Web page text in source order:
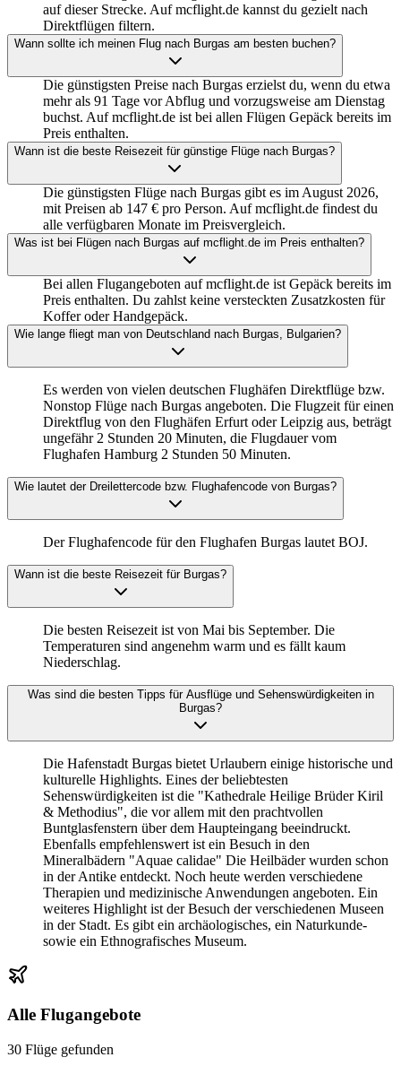
auf dieser Strecke. Auf mcflight.de kannst du gezielt nach
Direktflügen filtern.
Wann sollte ich meinen Flug nach Burgas am besten buchen?
Die günstigsten Preise nach Burgas erzielst du, wenn du etwa
mehr als 91 Tage vor Abflug und vorzugsweise am Dienstag
buchst. Auf mcflight.de ist bei allen Flügen Gepäck bereits im
Preis enthalten.
Wann ist die beste Reisezeit für günstige Flüge nach Burgas?
Die günstigsten Flüge nach Burgas gibt es im August 2026,
mit Preisen ab 147 € pro Person. Auf mcflight.de findest du
alle verfügbaren Monate im Preisvergleich.
Was ist bei Flügen nach Burgas auf mcflight.de im Preis enthalten?
Bei allen Flugangeboten auf mcflight.de ist Gepäck bereits im
Preis enthalten. Du zahlst keine versteckten Zusatzkosten für
Koffer oder Handgepäck.
Wie lange fliegt man von Deutschland nach Burgas, Bulgarien?
Es werden von vielen deutschen Flughäfen Direktflüge bzw.
Nonstop Flüge nach Burgas angeboten. Die Flugzeit für einen
Direktflug von den Flughäfen Erfurt oder Leipzig aus, beträgt
ungefähr 2 Stunden 20 Minuten, die Flugdauer vom
Flughafen Hamburg 2 Stunden 50 Minuten.
Wie lautet der Dreilettercode bzw. Flughafencode von Burgas?
Der Flughafencode für den Flughafen Burgas lautet BOJ.
Wann ist die beste Reisezeit für Burgas?
Die besten Reisezeit ist von Mai bis September. Die
Temperaturen sind angenehm warm und es fällt kaum
Niederschlag.
Was sind die besten Tipps für Ausflüge und Sehenswürdigkeiten in
Burgas?
Die Hafenstadt Burgas bietet Urlaubern einige historische und
kulturelle Highlights. Eines der beliebtesten
Sehenswürdigkeiten ist die "Kathedrale Heilige Brüder Kiril
& Methodius", die vor allem mit den prachtvollen
Buntglasfenstern über dem Haupteingang beeindruckt.
Ebenfalls empfehlenswert ist ein Besuch in den
Mineralbädern "Aquae calidae" Die Heilbäder wurden schon
in der Antike entdeckt. Noch heute werden verschiedene
Therapien und medizinische Anwendungen angeboten. Ein
weiteres Highlight ist der Besuch der verschiedenen Museen
in der Stadt. Es gibt ein archäologisches, ein Naturkunde-
sowie ein Ethnografisches Museum.
Alle Flugangebote
30 Flüge gefunden